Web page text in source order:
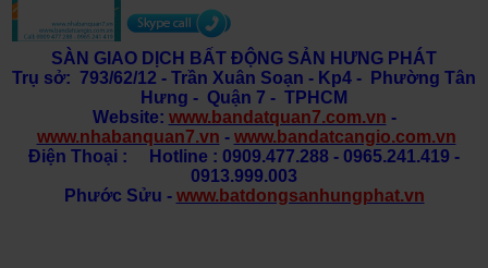
SÀN GIAO DỊCH BẤT ĐỘNG SẢN HƯNG PHÁT
Trụ sở: 793/62/12 - Trần Xuân Soạn - Kp4 - Phường Tân
Hưng - Quận 7 - TPHCM
Website: www.bandatquan7.com.vn -
www.nhabanquan7.vn - www.bandatcangio.com.vn
Điện Thoại : Hotline : 0909.477.288 - 0965.241.419 -
0913.999.003
Phước Sửu - www.batdongsanhungphat.vn